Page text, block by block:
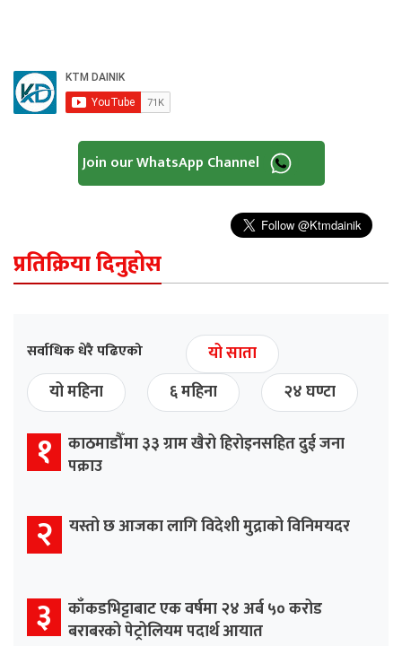
Join our WhatsApp Channel
प्रतिक्रिया दिनुहोस
सर्वाधिक धेरै पढिएको
यो साता
यो महिना
६ महिना २४ घण्टा
१ काठमाडौँमा ३३ ग्राम खैरो हिरोइनसहित दुई जना
पक्राउ
२ यस्तो छ आजका लागि विदेशी मुद्राको विनिमयदर
३ काँकडभिट्टाबाट एक वर्षमा २४ अर्ब ५० करोड
बराबरको पेट्रोलियम पदार्थ आयात